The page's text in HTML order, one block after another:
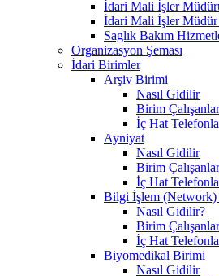
İdari Mali İşler
İdari Mali İşler Müdür
Saglık Bakım
Organizasyon Şeması
İdari Birimler
Arşiv Birimi
Nasıl Gidilir
Birim
İç Hat
Ayniyat
Nasıl Gidilir
Birim
İç Hat
Bilgi İşlem
Nasıl Gidilir?
Birim
İç Hat
Biyomedikal Birimi
Nasıl Gidilir